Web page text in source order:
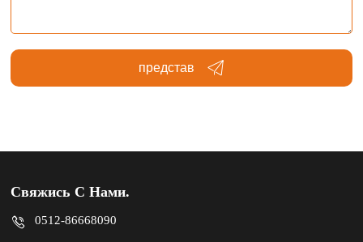
представ
Свяжись С Нами.
0512-86668090